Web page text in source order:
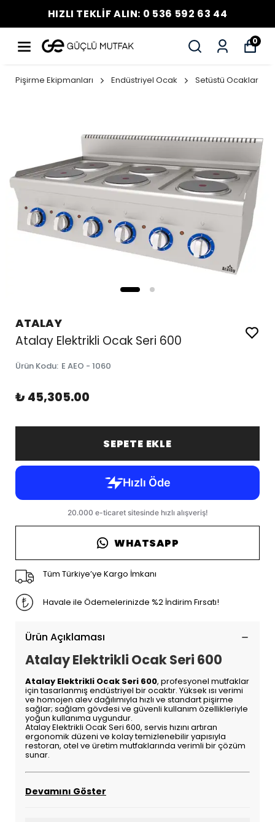
HIZLI TEKLİF ALIN: 0 536 592 63 44
0
Pişirme Ekipmanları Endüstriyel Ocak Setüstü Ocaklar
ATALAY
Atalay Elektrikli Ocak Seri 600
Ürün Kodu: E AEO - 1060
₺ 45,305.00
SEPETE EKLE
WHATSAPP
Tüm Türkiye’ye Kargo İmkanı
Havale ile Ödemelerinizde %2 İndirim Fırsatı!
Ürün Açıklaması
Atalay Elektrikli Ocak Seri 600
Atalay Elektrikli Ocak Seri 600, profesyonel mutfaklar
için tasarlanmış endüstriyel bir ocaktır. Yüksek ısı verimi
ve homojen alev dağılımıyla hızlı ve standart pişirme
sağlar; sağlam gövdesi ve güvenli kullanım özellikleriyle
yoğun kullanıma uygundur.
Atalay Elektrikli Ocak Seri 600, servis hızını artıran
ergonomik düzeni ve kolay temizlenebilir yapısıyla
restoran, otel ve üretim mutfaklarında verimli bir çözüm
sunar.
Devamını Göster